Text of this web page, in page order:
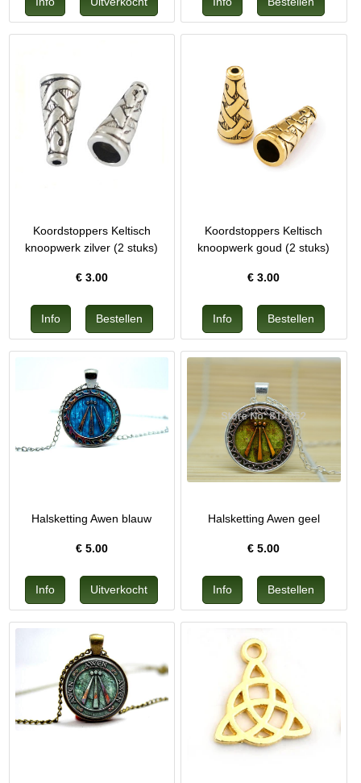
Koordstoppers Keltisch
knoopwerk zilver (2 stuks)
€ 3.00
Koordstoppers Keltisch
knoopwerk goud (2 stuks)
€3.00
Halsketting Awen blauw
€ 5.00
Halsketting Awen geel
€5.00